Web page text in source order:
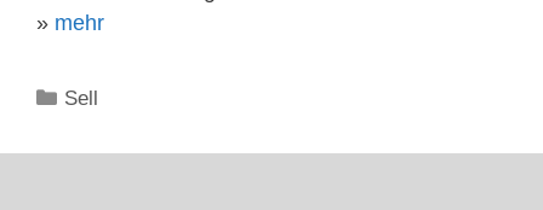
» mehr
Kategorien
Sell